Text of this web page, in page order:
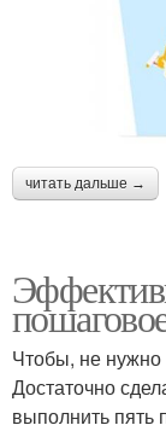
читать дальше →
Чтобы, не нужно
Достаточно
выполнить пять